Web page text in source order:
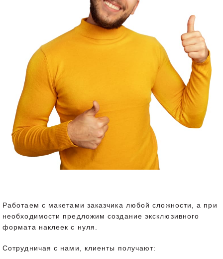
Работаем с макетами заказчика любой сложности, а при
необходимости предложим создание эксклюзивного
формата наклеек с нуля.
Сотрудничая с нами, клиенты получают: